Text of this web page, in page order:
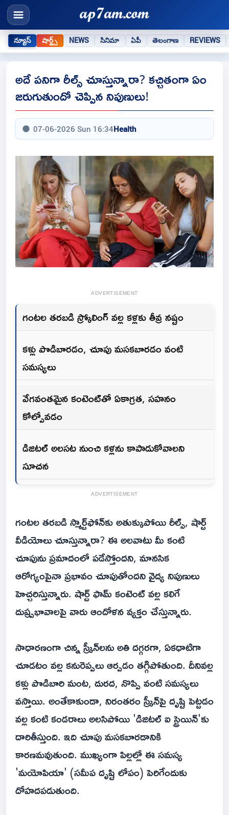
న్యూస్ షార్ట్స్ NEWS సినిమా ఏపీ తెలంగాణ REVIEWS
అదే పనిగా రీల్స్ చూస్తున్నారా? కచ్చితంగా ఏం
జరుగుతుందో చెప్పిన నిపుణులు!
07-06-2026 Sun 16:34Health
ADVERTISEMENT
గంటల తరబడి స్క్రోలింగ్ వల్ల కళ్లకు తీవ్ర నష్టం
కళ్లు పొడిబారడం, చూపు మసకబారడం వంటి
సమస్యలు
వేగవంతమైన కంటెంట్‌తో ఏకాగ్రత, సహనం
కోల్పోవడం
డిజిటల్ అలసట నుంచి కళ్లను కాపాడుకోవాలని
సూచన
ADVERTISEMENT
గంటల తరబడి స్మార్ట్‌ఫోన్‌కు అతుక్కుపోయి రీల్స్, షార్ట్
వీడియోలు చూస్తున్నారా? ఈ అలవాటు మీ కంటి
చూపును ప్రమాదంలో పడేస్తోందని, మానసిక
ఆరోగ్యంపైనా ప్రభావం చూపుతోందని వైద్య నిపుణులు
హెచ్చరిస్తున్నారు. షార్ట్ ఫామ్ కంటెంట్ వల్ల కలిగే
దుష్ప్రభావాలపై వారు ఆందోళన వ్యక్తం చేస్తున్నారు.
సాధారణంగా చిన్న స్క్రీన్‌లను అతి దగ్గరగా, ఏకధాటిగా
చూడటం వల్ల కనురెప్పలు ఆర్పడం తగ్గిపోతుంది. దీనివల్ల
కళ్లు పొడిబారి మంట, దురద, నొప్పి వంటి సమస్యలు
వస్తాయి. అంతేకాకుండా, నిరంతరం స్క్రీన్‌పై దృష్టి పెట్టడం
వల్ల కంటి కండరాలు అలసిపోయి 'డిజిటల్ ఐ స్ట్రెయిన్'కు
దారితీస్తుంది. ఇది చూపు మసకబారడానికి
కారణమవుతుంది. ముఖ్యంగా పిల్లల్లో ఈ సమస్య
'మయోపియా' (సమీప దృష్టి లోపం) పెరిగేందుకు
దోహదపడుతుంది.